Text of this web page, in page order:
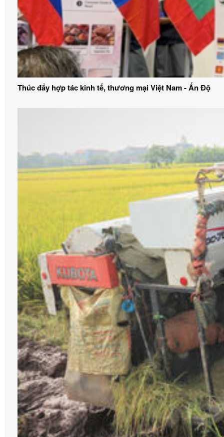
Thúc đẩy hợp tác kinh tế, thương mại Việt Nam - Ấn Độ